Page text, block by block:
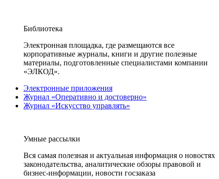
Библиотека
Электронная площадка, где размещаются все
корпоративные журналы, книги и другие полезные
материалы, подготовленные специалистами компании
«ЭЛКОД».
Электронные приложения
Журнал «Оперативно и достоверно»
Журнал «Искусство управлять»
Умные рассылки
Вся самая полезная и актуальная информация о новостях
законодательства, аналитические обзоры правовой и
бизнес-информации, новости госзаказа